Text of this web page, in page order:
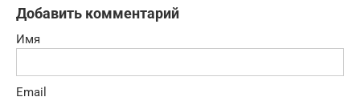
Добавить комментарий
Имя
Email